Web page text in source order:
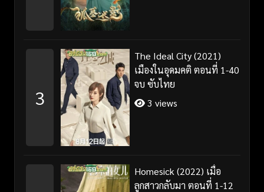
3
The Ideal City (2021)
เมืองในอุดมคติ ตอนที่ 1-40
จบ ซับไทย
3 views
Homesick (2022) เมื่อ
ลูกสาวกลับมา ตอนที่ 1-12